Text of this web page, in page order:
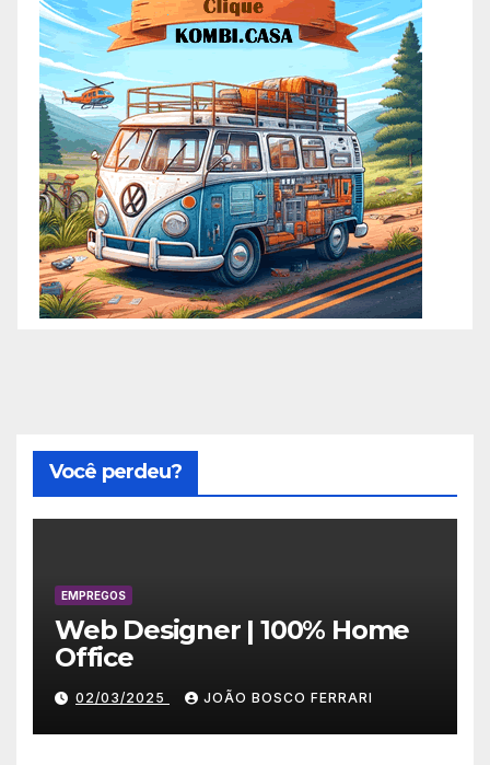
Você perdeu?
EMPREGOS
Web Designer | 100% Home
Office
02/03/2025 JOÃO BOSCO FERRARI